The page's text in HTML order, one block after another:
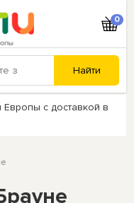
0
с доставкой в